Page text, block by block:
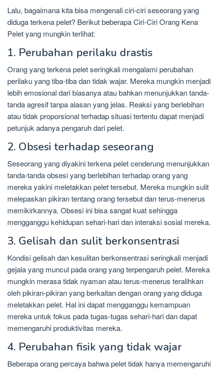
Lalu, bagaimana kita bisa mengenali ciri-ciri seseorang yang
diduga terkena pelet? Berikut beberapa Ciri-Ciri Orang Kena
Pelet yang mungkin terlihat:
1. Perubahan perilaku drastis
Orang yang terkena pelet seringkali mengalami perubahan
perilaku yang tiba-tiba dan tidak wajar. Mereka mungkin menjadi
lebih emosional dari biasanya atau bahkan menunjukkan tanda-
tanda agresif tanpa alasan yang jelas. Reaksi yang berlebihan
atau tidak proporsional terhadap situasi tertentu dapat menjadi
petunjuk adanya pengaruh dari pelet.
2. Obsesi terhadap seseorang
Seseorang yang diyakini terkena pelet cenderung menunjukkan
tanda-tanda obsesi yang berlebihan terhadap orang yang
mereka yakini meletakkan pelet tersebut. Mereka mungkin sulit
melepaskan pikiran tentang orang tersebut dan terus-menerus
memikirkannya. Obsesi ini bisa sangat kuat sehingga
mengganggu kehidupan sehari-hari dan interaksi sosial mereka.
3. Gelisah dan sulit berkonsentrasi
Kondisi gelisah dan kesulitan berkonsentrasi seringkali menjadi
gejala yang muncul pada orang yang terpengaruh pelet. Mereka
mungkin merasa tidak nyaman atau terus-menerus teralihkan
oleh pikiran-pikiran yang berkaitan dengan orang yang diduga
meletakkan pelet. Hal ini dapat mengganggu kemampuan
mereka untuk fokus pada tugas-tugas sehari-hari dan dapat
memengaruhi produktivitas mereka.
4. Perubahan fisik yang tidak wajar
Beberapa orang percaya bahwa pelet tidak hanya memengaruhi